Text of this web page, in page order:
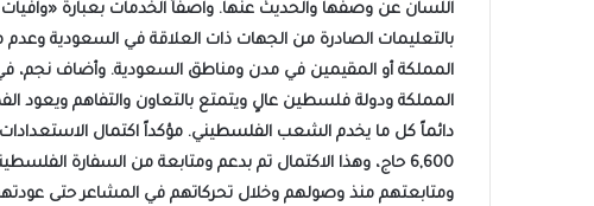
اللسان عن وصفها والحديث عنها. واصفاً الخدمات بعبارة «وافيات
بالتعليمات الصادرة من الجهات ذات العلاقة في السعودية وعدم
المملكة أو المقيمين في مدن ومناطق السعودية. وأضاف نجم،
المملكة ودولة فلسطين عالٍ ويتمتع بالتعاون والتفاهم ويعود
دائماً كل ما يخدم الشعب الفلسطيني. مؤكداً اكتمال
6,600 حاج، وهذا الاكتمال تم بدعم ومتابعة من السفارة
ومتابعتهم منذ وصولهم وخلال تحركاتهم في المشاعر حتى